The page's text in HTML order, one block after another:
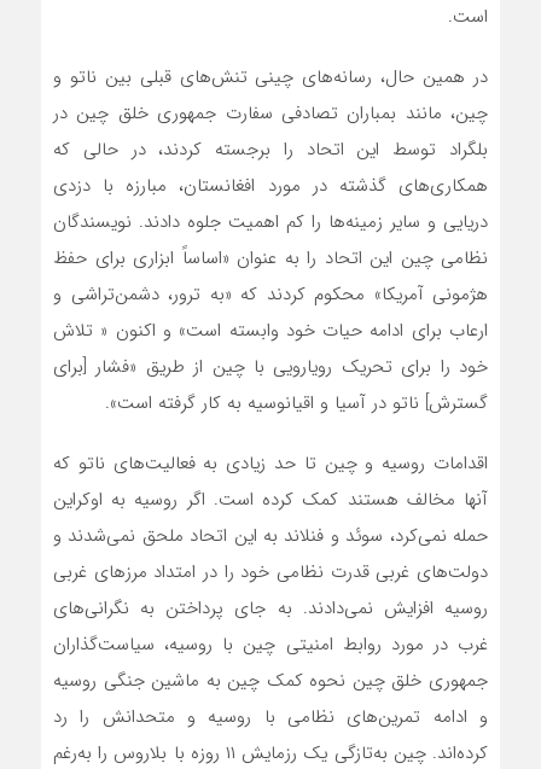
است.
در همین حال، رسانه‌های چینی تنش‌های قبلی بین ناتو و
چین، مانند بمباران تصادفی سفارت جمهوری خلق چین در
بلگراد توسط این اتحاد را برجسته کردند، در حالی که
همکاری‌های گذشته در مورد افغانستان، مبارزه با دزدی
دریایی و سایر زمینه‌ها را کم اهمیت جلوه دادند. نویسندگان
نظامی چین این اتحاد را به عنوان «اساساً ابزاری برای حفظ
هژمونی آمریکا» محکوم کردند که «به ترور، دشمن‌تراشی و
ارعاب برای ادامه حیات خود وابسته است» و اکنون « تلاش
خود را برای تحریک رویارویی با چین از طریق «فشار [برای
گسترش] ناتو در آسیا و اقیانوسیه به کار گرفته است».
اقدامات روسیه و چین تا حد زیادی به فعالیت‌های ناتو که
آنها مخالف هستند کمک کرده است. اگر روسیه به اوکراین
حمله نمی‌کرد، سوئد و فنلاند به این اتحاد ملحق نمی‌شدند و
دولت‌های غربی قدرت نظامی خود را در امتداد مرزهای غربی
روسیه افزایش نمی‌دادند. به جای پرداختن به نگرانی‌های
غرب در مورد روابط امنیتی چین با روسیه، سیاست‌گذاران
جمهوری خلق چین نحوه کمک چین به ماشین جنگی روسیه
و ادامه تمرین‌های نظامی با روسیه و متحدانش را رد
کرده‌اند. چین به‌تازگی یک رزمایش ۱۱ روزه با بلاروس را به‌رغم